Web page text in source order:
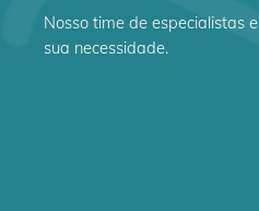
Nosso time de especialistas
sua necessidade.